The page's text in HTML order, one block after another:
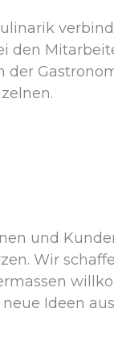
den
der
und
Wir
Ideen